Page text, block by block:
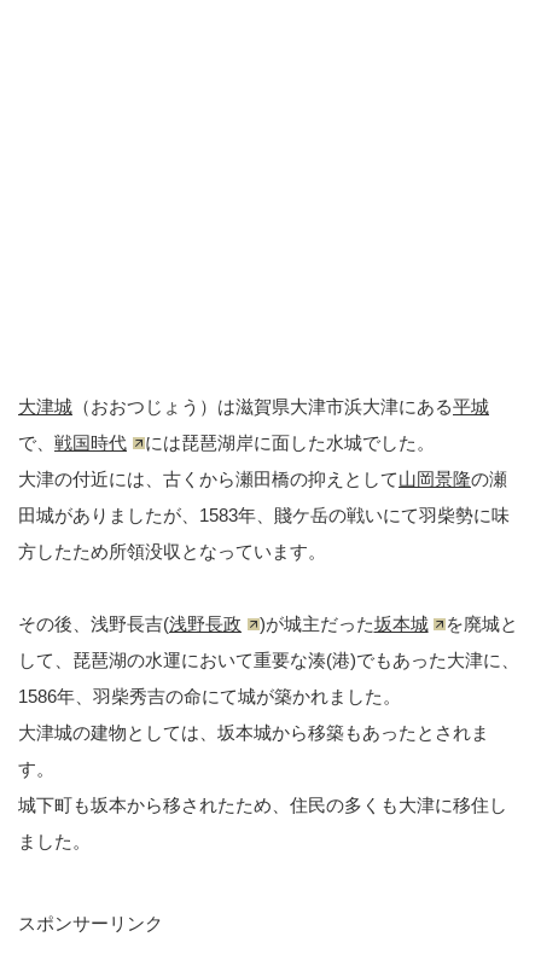
大津城 （おおつじょう）は滋賀県大津市浜大津にある平城
で、 戦国時代
には琵琶湖岸に面した水城でした。
大津の付近には、古くから瀬田橋の抑えとして山岡景隆の瀬
田城がありましたが、1583年、賤ケ岳の戦いにて羽柴勢に味
方したため所領没収となっています。
その後、浅野長吉(浅野長政 )が城主だった坂本城
を廃城と
して、琵琶湖の水運において重要な湊(港)でもあった大津に、
1586年、羽柴秀吉の命にて城が築かれました。
大津城の建物としては、坂本城から移築もあったとされま
す。
城下町も坂本から移されたため、住民の多くも大津に移住し
ました。
スポンサーリンク